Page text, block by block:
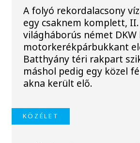
A folyó rekordalacsony
egy csaknem komplett, II.
világháborús német DKW
motorkerékpárbukkant
Batthyány téri rakpart
máshol pedig egy közel
akna került elő.
KÖZÉLET